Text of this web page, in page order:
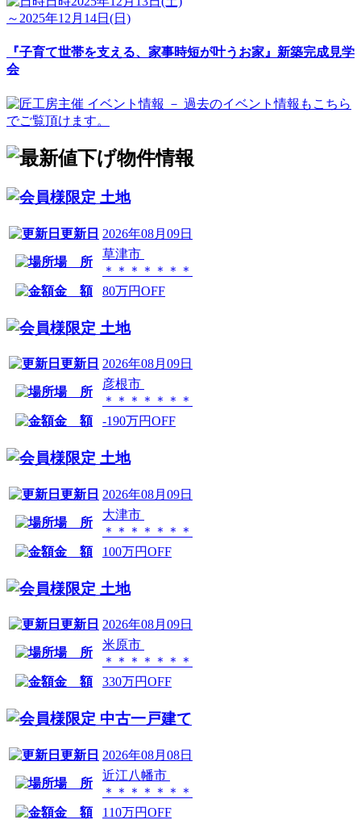
～2025年12月14日(日)
『子育て世帯を支える、家事時短が叶うお家』新築完成見学
会
土地
更新日 2026年08月09日
場 所
草津市
＊＊＊＊＊＊＊
金 額
80万円OFF
土地
更新日 2026年08月09日
場 所
彦根市
＊＊＊＊＊＊＊
金 額
-190万円OFF
土地
更新日 2026年08月09日
場 所
大津市
＊＊＊＊＊＊＊
金 額
100万円OFF
土地
更新日 2026年08月09日
場 所
米原市
＊＊＊＊＊＊＊
金 額
330万円OFF
中古一戸建て
更新日 2026年08月08日
場 所
近江八幡市
＊＊＊＊＊＊＊
金 額
110万円OFF